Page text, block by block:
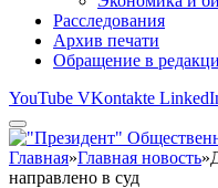
Расследования
Архив печати
Обращение в
YouTube VKontakte
Главная»Главная новость»
направлено в суд